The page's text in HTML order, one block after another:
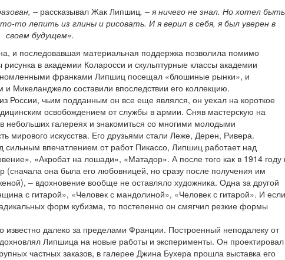
– рассказывал Жак Липшиц, – я ничего не знал. Но хотел быть
то лепить из глины и рисовать. И я верил в себя, я был уверен в
своем будущем».
и последовавшая материальная поддержка позволила помимо
в академии Коларосси и скульптурные классы академии
франками Липшиц посещал «блошиные рынки», и
Микеланджело составили впоследствии его коллекцию.
России, чьим подданным он все еще являлся, он уехал на короткое
освобождением от службы в армии. Сняв мастерскую на
галереях и знакомиться со многими молодыми
мирового искусства. Его друзьями стали Леже, Дерен, Ривера.
впечатлением от работ Пикассо, Липшиц работает над
«Акробат на лошади», «Матадор». А после того как в 1914 году
(сначала она была его любовницей, но сразу после получения им
– вдохновение вообще не оставляло художника. Одна за другой
с гитарой», «Человек с мандолиной», «Человек с гитарой». И если
форм кубизма, то постепенно он смягчил резкие формы
далеко за пределами Франции. Построенный неподалеку от
Липшица на новые работы и эксперименты. Он проектировал
частных заказов, в галерее Джина Бухера прошла выставка его